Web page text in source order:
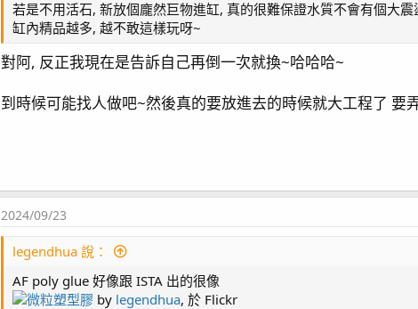
若是不用活石, 新放個龐然巨物進缸, 真的很難保證水質不會有個大震
缸內精品越多, 越不敢這樣玩呀~
對阿, 反正我現在是告訴自己再倒一次就換~哈哈哈~
到時候可能找人做吧~然後真的要放進去的時候就大工程了
2024/09/23
legendhua 說：
AF poly glue 好像跟 ISTA 出的很像
微粒塑型膠 by legendhua, 於 Flickr